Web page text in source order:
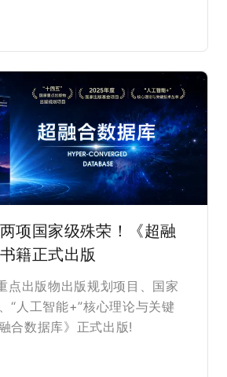
项国家级殊荣！《超融
籍正式出版
点出版物出版规划项目、国家
“人工智能+”核心理论与关键
合数据库》正式出版!